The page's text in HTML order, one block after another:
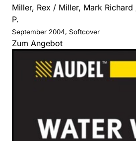
Miller, Rex / Miller, Mark
P.
September 2004, Softcover
Zum Angebot